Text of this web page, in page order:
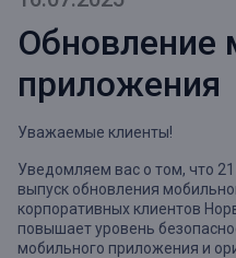
Обновление
приложения
Уважаемые клиенты!
Уведомляем вас о том, что
выпуск обновления
корпоративных клиентов
повышает уровень
мобильного приложения и